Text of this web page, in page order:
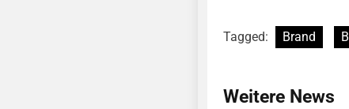
Tagged: Brand
Weitere News